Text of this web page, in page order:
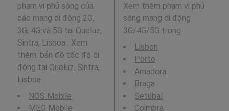
phạm vi phủ sóng của
các mạng di động 2G,
3G, 4G và 5G tại Queluz,
Sintra, Lisboa . Xem
thêm: bản đồ tốc độ di
động tại Queluz, Sintra,
Lisboa
NOS Mobile
MEO Mobile
Xem thêm phạm vi phủ
sóng mạng di động
3G/4G/5G trong :
Lisbon
Porto
Amadora
Braga
Setúbal
Coimbra